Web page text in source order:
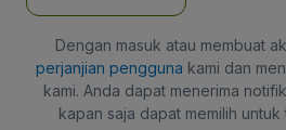
Dengan masuk atau membuat
perjanjian pengguna kami dan
kami. Anda dapat menerima
kapan saja dapat memilih